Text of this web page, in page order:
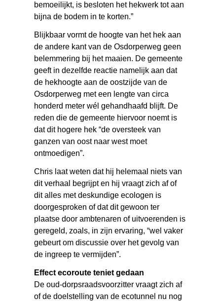
bemoeilijkt, is besloten het hekwerk tot aan
bijna de bodem in te korten.”
Blijkbaar vormt de hoogte van het hek aan
de andere kant van de Osdorperweg geen
belemmering bij het maaien. De gemeente
geeft in dezelfde reactie namelijk aan dat
de hekhoogte aan de oostzijde van de
Osdorperweg met een lengte van circa
honderd meter wél gehandhaafd blijft. De
reden die de gemeente hiervoor noemt is
dat dit hogere hek “de oversteek van
ganzen van oost naar west moet
ontmoedigen”.
Chris laat weten dat hij helemaal niets van
dit verhaal begrijpt en hij vraagt zich af of
dit alles met deskundige ecologen is
doorgesproken of dat dit gewoon ter
plaatse door ambtenaren of uitvoerenden is
geregeld, zoals, in zijn ervaring, “wel vaker
gebeurt om discussie over het gevolg van
de ingreep te vermijden”.
Effect ecoroute teniet gedaan
De oud-dorpsraadsvoorzitter vraagt zich af
of de doelstelling van de ecotunnel nu nog